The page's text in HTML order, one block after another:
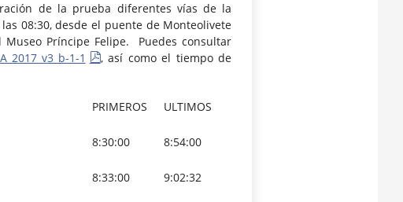
de la prueba diferentes vías de la
08:30, desde el puente de Monteolivete
Príncipe Felipe. Puedes consultar
1-1
, así como el tiempo de
PRIMEROS ULTIMOS
8:30:00 8:54:00
8:33:00 9:02:32